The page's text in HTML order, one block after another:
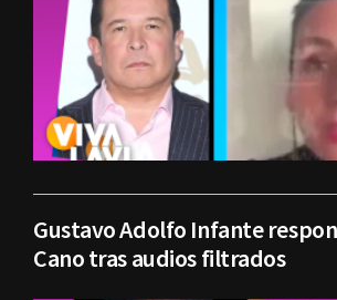
Gustavo Adolfo Infante
Cano tras audios filtrados